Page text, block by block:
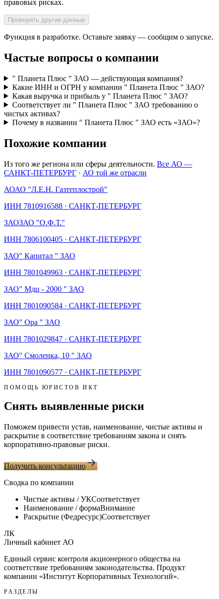
правовых рисках.
Проверить другие данные
Функция в разработке. Оставьте заявку — сообщим о запуске.
Частые вопросы о компании
" Планета Плюс " ЗАО — действующая компания?
Какие ИНН и ОГРН у компании " Планета Плюс " ЗАО?
Какая выручка и прибыль у " Планета Плюс " ЗАО?
Соответствует ли " Планета Плюс " ЗАО требованию о
чистых активах?
Почему в названии " Планета Плюс " ЗАО есть «ЗАО»?
Похожие компании
Из того же региона или сферы деятельности. Все АО —
САНКТ-ПЕТЕРБУРГ · АО той же отрасли
АОАО "Л.Е.Н. Газтеплострой"
ИНН 7810916588 · САНКТ-ПЕТЕРБУРГ
ЗАОЗАО "О.Ф.Т."
ИНН 7806100405 · САНКТ-ПЕТЕРБУРГ
ЗАО" Капитал " ЗАО
ИНН 7801049963 · САНКТ-ПЕТЕРБУРГ
ЗАО" Мдц - 2000 " ЗАО
ИНН 7801090584 · САНКТ-ПЕТЕРБУРГ
ЗАО" Ора " ЗАО
ИНН 7801029847 · САНКТ-ПЕТЕРБУРГ
ЗАО" Смоленка, 10 " ЗАО
ИНН 7801090577 · САНКТ-ПЕТЕРБУРГ
ПОМОЩЬ ЮРИСТОВ ИКТ
Снять выявленные риски
Поможем привести устав, наименование, чистые активы и
раскрытие в соответствие требованиям закона и снять
корпоративно-правовые риски.
Получить консультацию
Сводка по компании
Чистые активы / УКСоответствует
Наименование / формаВнимание
Раскрытие (Федресурс)Соответствует
ЛК
Личный кабинет АО
Единый сервис контроля акционерного общества на
соответствие требованиям законодательства. Продукт
компании «Институт Корпоративных Технологий».
РАЗДЕЛЫ